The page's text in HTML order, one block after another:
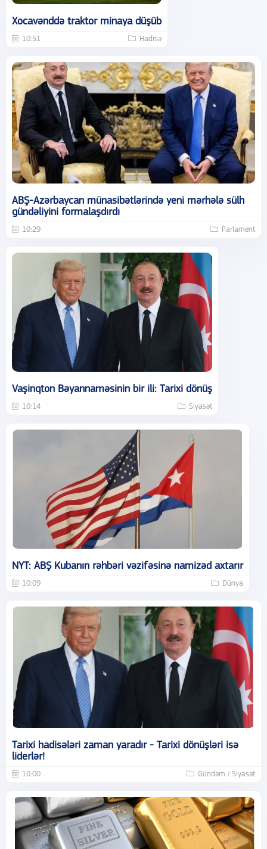
Xocavənddə traktor minaya düşüb
10:51 Hadisə
ABŞ-Azərbaycan münasibətlərində yeni mərhələ sülh
gündəliyini formalaşdırdı
10:29 Parlament
Vaşinqton Bəyannaməsinin bir ili: Tarixi dönüş
10:14 Siyasət
NYT: ABŞ Kubanın rəhbəri vəzifəsinə namizəd axtarır
10:09 Dünya
Tarixi hadisələri zaman yaradır - Tarixi dönüşləri isə
liderlər!
10:00 Gündəm / Siyasət